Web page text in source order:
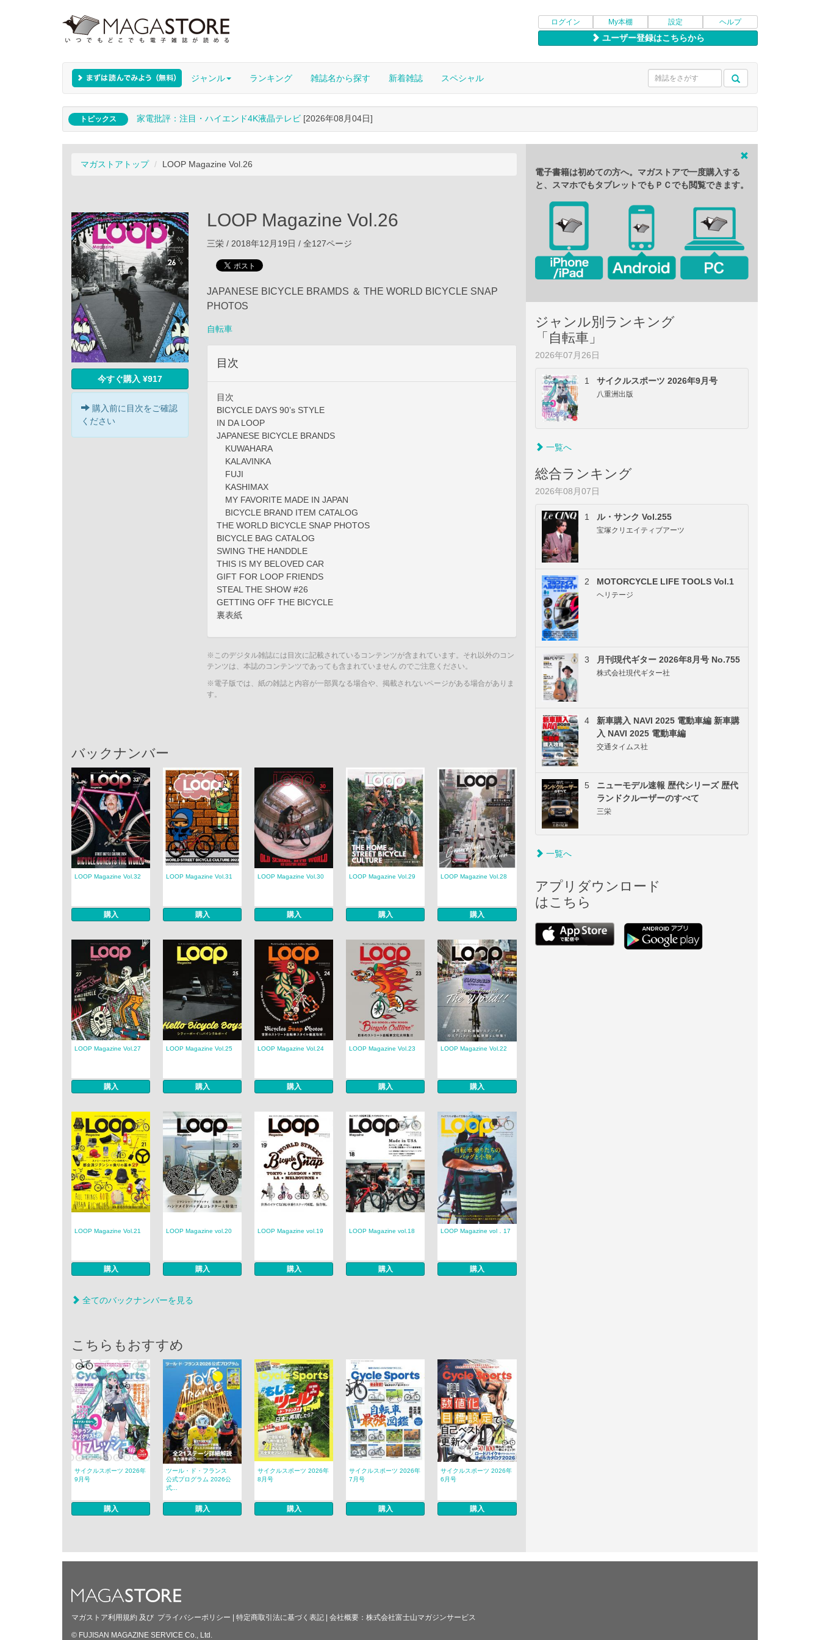
ログイン My本棚 設定 ヘルプ
ユーザー登録はこちらから
ジャンル ランキング 雑誌名から探す 新着雑誌 スペシャル
トピックス 家電批評：注目・ハイエンド4K液晶テレビ [2026年08月04日]
マガストアトップ LOOP Magazine Vol.26
今すぐ購入 ¥917
購入前に目次をご確認
ください
LOOP Magazine Vol.26
三栄 / 2018年12月19日 / 全127ページ
JAPANESE BICYCLE BRAMDS ＆ THE WORLD BICYCLE SNAP
PHOTOS
自転車
目次
目次
BICYCLE DAYS 90’s STYLE
IN DA LOOP
JAPANESE BICYCLE BRANDS
KUWAHARA
KALAVINKA
FUJI
KASHIMAX
MY FAVORITE MADE IN JAPAN
BICYCLE BRAND ITEM CATALOG
THE WORLD BICYCLE SNAP PHOTOS
BICYCLE BAG CATALOG
SWING THE HANDDLE
THIS IS MY BELOVED CAR
GIFT FOR LOOP FRIENDS
STEAL THE SHOW #26
GETTING OFF THE BICYCLE
裏表紙
※このデジタル雑誌には目次に記載されているコンテンツが含まれています。それ以外のコン
テンツは、本誌のコンテンツであっても含まれていません のでご注意ください。
※電子版では、紙の雑誌と内容が一部異なる場合や、掲載されないページがある場合がありま
す。
バックナンバー
LOOP Magazine Vol.32
購入
LOOP Magazine Vol.31
購入
LOOP Magazine Vol.30
購入
LOOP Magazine Vol.29
購入
LOOP Magazine Vol.28
購入
LOOP Magazine Vol.27
購入
LOOP Magazine Vol.25
購入
LOOP Magazine Vol.24
購入
LOOP Magazine Vol.23
購入
LOOP Magazine Vol.22
購入
LOOP Magazine Vol.21
購入
LOOP Magazine vol.20
購入
LOOP Magazine vol.19
購入
LOOP Magazine vol.18
購入
LOOP Magazine vol．17
購入
全てのバックナンバーを見る
こちらもおすすめ
サイクルスポーツ 2026年
9月号
購入
ツール・ド・フランス
公式プログラム 2026公
式...
購入
サイクルスポーツ 2026年
8月号
購入
サイクルスポーツ 2026年
7月号
購入
サイクルスポーツ 2026年
6月号
購入
電子書籍は初めての方へ。マガストアで一度購入する
と、スマホでもタブレットでもＰＣでも閲覧できます。
ジャンル別ランキング
「自転車」
2026年07月26日
1 サイクルスポーツ 2026年9月号
八重洲出版
一覧へ
総合ランキング
2026年08月07日
1 ル・サンク Vol.255
宝塚クリエイティブアーツ
2 MOTORCYCLE LIFE TOOLS Vol.1
ヘリテージ
3 月刊現代ギター 2026年8月号 No.755
株式会社現代ギター社
4
新車購入 NAVI 2025 電動車編 新車購
入 NAVI 2025 電動車編
交通タイムス社
5
ニューモデル速報 歴代シリーズ 歴代
ランドクルーザーのすべて
三栄
一覧へ
アプリダウンロード
はこちら
マガストア利用規約 及び プライバシーポリシー 特定商取引法に基づく表記 会社概要： 株式会社富士山マガジンサービス
© FUJISAN MAGAZINE SERVICE Co., Ltd.